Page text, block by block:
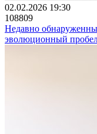
02.02.2026 19:30
108809
Недавно
эволюционный